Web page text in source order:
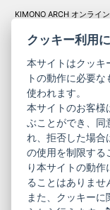
KIMONO ARCH オンライ
コーポ
サイ
ニュースレター
お問い合わせ
プライバシーポリシー
ご利用規約
クッキー利用
本サイトはクッキ
トの動作に必要
使われます。
本サイトのお客様
ぶことができ、同
れ、拒否した場合
の使用を制限する
り本サイトの動
ることはありませ
また、クッキー